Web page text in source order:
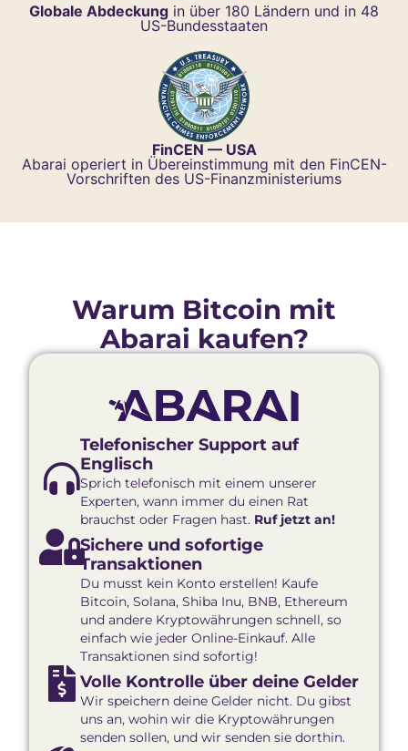
Globale Abdeckung in über 180 Ländern und in 48
US-Bundesstaaten
FinCEN — USA
Abarai operiert in Übereinstimmung mit den FinCEN-
Vorschriften des US-Finanzministeriums
Warum Bitcoin mit
Abarai kaufen?
Telefonischer Support auf
Englisch
Sprich telefonisch mit einem unserer
Experten, wann immer du einen Rat
brauchst oder Fragen hast. Ruf jetzt an!
Sichere und sofortige
Transaktionen
Du musst kein Konto erstellen! Kaufe
Bitcoin, Solana, Shiba Inu, BNB, Ethereum
und andere Kryptowährungen schnell, so
einfach wie jeder Online-Einkauf. Alle
Transaktionen sind sofortig!
Volle Kontrolle über deine Gelder
Wir speichern deine Gelder nicht. Du gibst
uns an, wohin wir die Kryptowährungen
senden sollen, und wir senden sie dorthin.